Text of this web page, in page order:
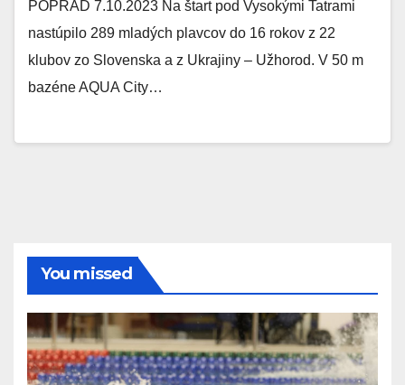
POPRAD 7.10.2023 Na štart pod Vysokými Tatrami
nastúpilo 289 mladých plavcov do 16 rokov z 22
klubov zo Slovenska a z Ukrajiny – Užhorod. V 50 m
bazéne AQUA City…
You missed